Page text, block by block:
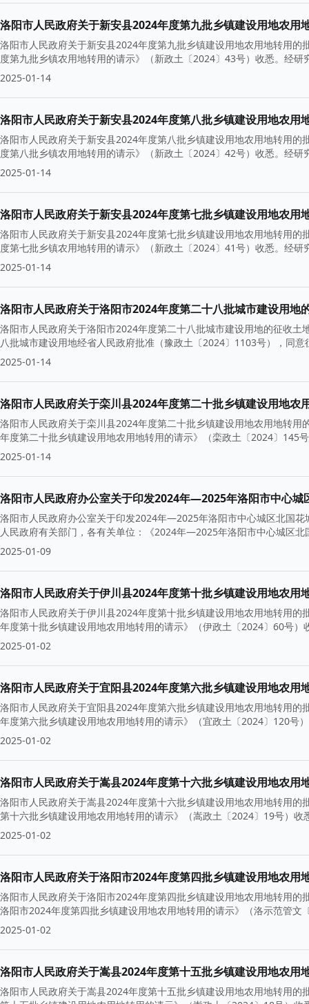
洛阳市人民政府关于新安县2024年度第九批乡镇建设用地农用
洛阳市人民政府关于新安县2024年度第九批乡镇建设用地农用地转用
度第九批乡镇农用地转用的请示》（新政土〔2024〕43号）收悉。经
2025-01-14
洛阳市人民政府关于新安县2024年度第八批乡镇建设用地农用
洛阳市人民政府关于新安县2024年度第八批乡镇建设用地农用地转用
度第八批乡镇农用地转用的请示》（新政土〔2024〕42号）收悉。经
2025-01-14
洛阳市人民政府关于新安县2024年度第七批乡镇建设用地农用
洛阳市人民政府关于新安县2024年度第七批乡镇建设用地农用地转用
度第七批乡镇农用地转用的请示》（新政土〔2024〕41号）收悉。经
2025-01-14
洛阳市人民政府关于洛阳市2024年度第二十八批城市建设用地
洛阳市人民政府关于洛阳市2024年度第二十八批城市建设用地的征收
八批城市建设用地经省人民政府批准（豫政土〔2024〕1103号），同
2025-01-14
洛阳市人民政府关于栾川县2024年度第二十批乡镇建设用地农
洛阳市人民政府关于栾川县2024年度第二十批乡镇建设用地农用地转
年度第二十批乡镇建设用地农用地转用的请示》（栾政土〔2024〕145
2025-01-14
洛阳市人民政府办公室关于印发2024年—2025年洛阳市中心城
洛阳市人民政府办公室关于印发2024年—2025年洛阳市中心城区北国
人民政府有关部门，各有关单位：《2024年—2025年洛阳市中心城区
2025-01-09
洛阳市人民政府关于伊川县2024年度第十批乡镇建设用地农用
洛阳市人民政府关于伊川县2024年度第十批乡镇建设用地农用地转用
年度第十批乡镇建设用地农用地转用的请示》（伊政土〔2024〕60号
2025-01-02
洛阳市人民政府关于宜阳县2024年度第六批乡镇建设用地农用
洛阳市人民政府关于宜阳县2024年度第六批乡镇建设用地农用地转用
年度第六批乡镇建设用地农用地转用的请示》（宜政土〔2024〕120号
2025-01-02
洛阳市人民政府关于嵩县2024年度第十六批乡镇建设用地农用
洛阳市人民政府关于嵩县2024年度第十六批乡镇建设用地农用地转用
第十六批乡镇建设用地农用地转用的请示》（嵩政土〔2024〕19号）
2025-01-02
洛阳市人民政府关于洛阳市2024年度第四批乡镇建设用地农用
洛阳市人民政府关于洛阳市2024年度第四批乡镇建设用地农用地转用
洛阳市2024年度第四批乡镇建设用地农用地转用的请示》（洛示范管文
2025-01-02
洛阳市人民政府关于嵩县2024年度第十五批乡镇建设用地农用
洛阳市人民政府关于嵩县2024年度第十五批乡镇建设用地农用地转用